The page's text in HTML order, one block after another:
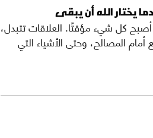
يختار الله أن يبقى
كل شيء مؤقتًا. العلاقات تتبدل،
أمام المصالح، وحتى الأشياء التي